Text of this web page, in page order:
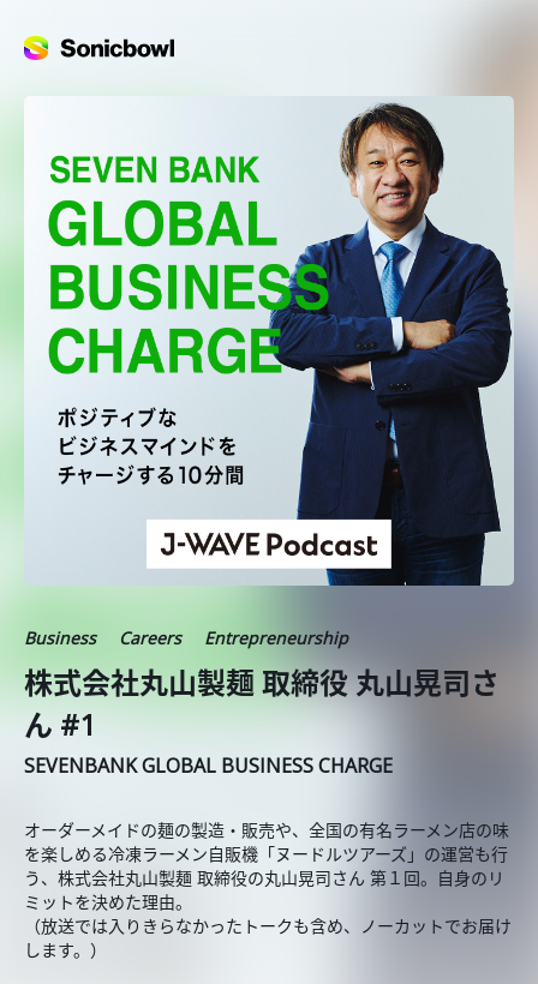
Business Careers Entrepreneurship
株式会社丸山製麺 取締役 丸山晃司さ
ん #1
SEVENBANK GLOBAL BUSINESS CHARGE
オーダーメイドの麺の製造・販売や、全国の有名ラーメン店の味
を楽しめる冷凍ラーメン自販機「ヌードルツアーズ」の運営も行
う、株式会社丸山製麺 取締役の丸山晃司さん 第１回。自身のリ
ミットを決めた理由。
（放送では入りきらなかったトークも含め、ノーカットでお届け
します。）